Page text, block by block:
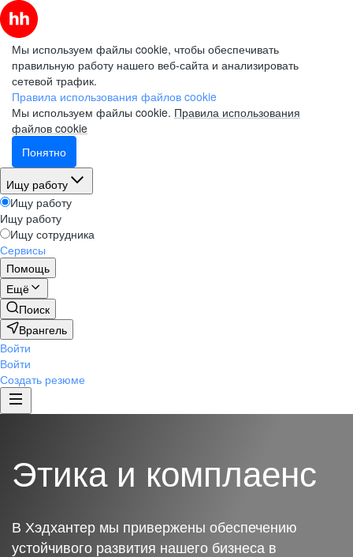
Мы используем файлы cookie, чтобы обеспечивать
правильную работу нашего веб-сайта и анализировать
сетевой трафик.
Правила использования файлов cookie
Мы используем файлы cookie. Правила использования
файлов cookie
Понятно
Ищу работу
Ищу работу
Ищу работу
Ищу сотрудника
Сервисы
Помощь
Ещё
Поиск
Врангель
Войти
Войти
Создать резюме
Этика и комплаенс
В Хэдхантер мы привержены обеспечению
устойчивого развития нашего бизнеса в